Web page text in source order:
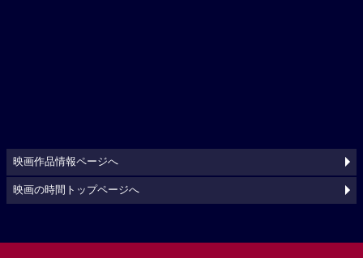
映画作品情報ページへ
映画の時間トップページへ